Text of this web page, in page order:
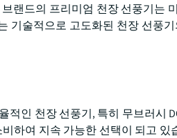
랜드의 프리미엄 천장 선풍기는
기술적으로 고도화된 천장 선풍
적인 천장 선풍기, 특히 무브러시
하여 지속 가능한 선택이 되고